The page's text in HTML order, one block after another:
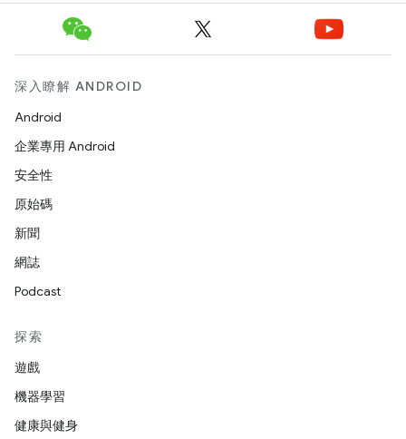
深入瞭解 ANDROID
Android
企業專用 Android
安全性
原始碼
新聞
網誌
Podcast
探索
遊戲
機器學習
健康與健身